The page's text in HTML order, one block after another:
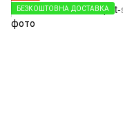
БЕЗКОШТОВНА ДОСТАВКА